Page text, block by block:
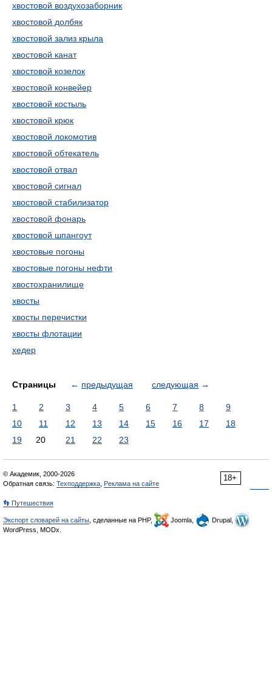
хвостовой воздухозаборник
хвостовой долбяк
хвостовой зализ крыла
хвостовой канат
хвостовой козелок
хвостовой конвейер
хвостовой костыль
хвостовой крюк
хвостовой локомотив
хвостовой обтекатель
хвостовой отвал
хвостовой сигнал
хвостовой стабилизатор
хвостовой фонарь
хвостовой шпангоут
хвостовые погоны
хвостовые погоны нефти
хвостохранилище
хвосты
хвосты перечистки
хвосты флотации
хедер
Страницы ← предыдущая следующая →
1 2 3 4 5 6 7 8
9
10
11 12 13 14 15 16 17
18
19
20 21 22 23
18+
© Академик, 2000-2026
Обратная связь: Техподдержка Реклама на сайте
👣 Путешествия
Экспорт словарей на сайты , сделанные на PHP, Joomla,
Drupal,
WordPress, MODx.